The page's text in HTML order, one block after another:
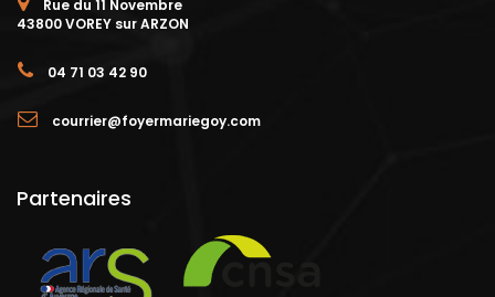
Rue du 11 Novembre
43800 VOREY sur ARZON
04 71 03 42 90
courrier@foyermariegoy.com
Partenaires